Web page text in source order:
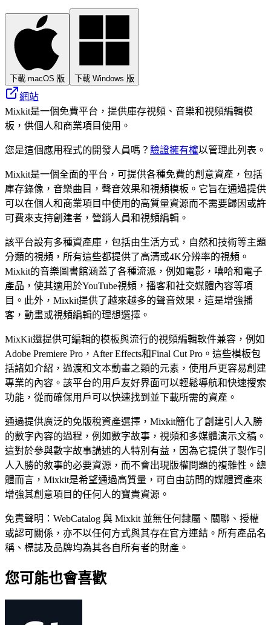
下載 macOS 版 下載 Windows 版
網站
Mixkit是一個免費平台，提供庫存視頻、音樂和視頻編輯模
板，供個人和商業項目使用。
您是這個應用程式的開發人員嗎？ 驗證擁有權以管理此列表。
Mixkit是一個全面的平台，可提供各種免費的創意資產，包括
庫存錄像，音樂曲目，聲音效果和視頻模板。它旨在通過提供
可以在個人和商業項目中使用的高質量資源而不需要歸因或許
可費來支持創建者，營銷人員和視頻編輯。
該平台設有多種資產庫，包括由生活方式，自然和技術等主題
分類的視頻，所有這些都提供了高清或4K分辨率的視頻。
Mixkit的音樂圖書館涵蓋了各種流派，例如電影，嘻哈和電子
產品，使其適用於YouTube視頻，播客和社交媒體內容等項
目。此外，Mixkit提供了越來越多的聲音效果，這是增強播
客，動畫或視頻編輯的理想選擇。
MixKit還提供可編輯的模板與流行的視頻編輯軟件兼容，例如
Adobe Premiere Pro，After Effects和Final Cut Pro。這些模板包
括諸如介紹，過渡和文本動畫之類的元素，使用戶更容易創建
專業的內容。該平台的用戶友好界面可以輕鬆導航和快速搜索
功能，從而確保用戶可以快速找到並下載所需的資產。
通過提供廣泛的免版稅資產選擇，Mixkit簡化了創建引人入勝
的數字內容的過程，例如數字故事，視頻和多媒體演示文稿。
這對於參與數字故事講述的人特別有益，因為它提供了製作引
人入勝的敘事的必要資源，而不會出現版權問題的複雜性。總
體而言，Mixkit是希望通過高質量，可自由訪問的媒體資產來
增強其創意項目的任何人的寶貴資源。
免責聲明：WebCatalog 與 Mixkit 並無任何隸屬、關聯、授權
或認可關係，亦不以任何方式與其存在官方連結。所有產品名
稱、標誌及品牌均為其各自所有者的財產。
您可能也會喜歡